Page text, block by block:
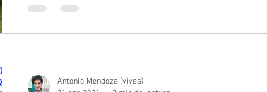
Antonio Mendoza (vives)